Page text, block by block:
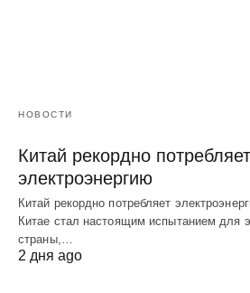
НОВОСТИ
Китай рекордно потребляет
электроэнергию
Китай рекордно потребляет
Китае стал настоящим испытанием для
страны,…
2 дня ago